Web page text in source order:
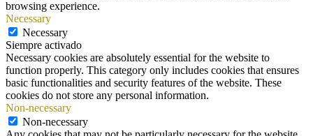
browsing experience.
Necessary
Necessary
Siempre activado
Necessary cookies are absolutely essential for the website to
function properly. This category only includes cookies that ensures
basic functionalities and security features of the website. These
cookies do not store any personal information.
Non-necessary
Non-necessary